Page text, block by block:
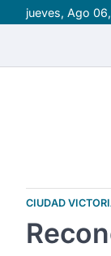
to
jueves, Ago
CIUDAD